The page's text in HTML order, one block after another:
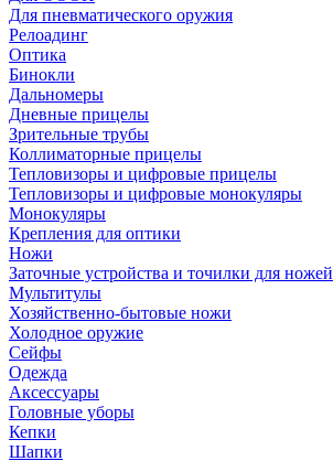
Для пневматического оружия
Релоадинг
Оптика
Бинокли
Дальномеры
Дневные прицелы
Зрительные трубы
Коллиматорные прицелы
Тепловизоры и цифровые прицелы
Тепловизоры и цифровые монокуляры
Монокуляры
Крепления для оптики
Ножи
Заточные устройства и точилки для ножей
Мультитулы
Хозяйственно-бытовые ножи
Холодное оружие
Сейфы
Одежда
Аксессуары
Головные уборы
Кепки
Шапки